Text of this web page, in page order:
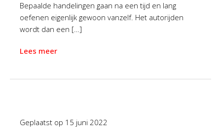
Bepaalde handelingen gaan na een tijd en lang
oefenen eigenlijk gewoon vanzelf. Het autorijden
wordt dan een […]
Lees meer
Geplaatst op 15 juni 2022